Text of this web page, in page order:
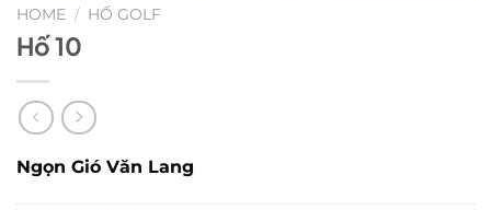
HOME / HỐ GOLF
Hố 10
Ngọn Gió Văn Lang